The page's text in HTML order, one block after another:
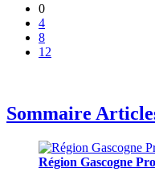
0
4
8
12
Sommaire
Région Gascogne